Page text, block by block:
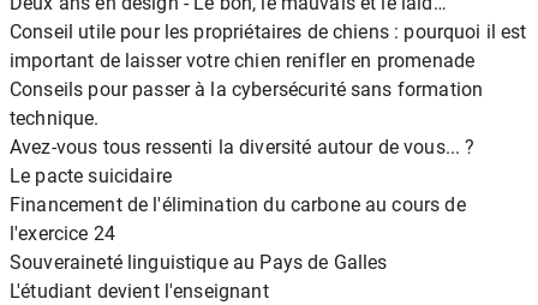
Conseil utile pour les propriétaires de chiens : pourquoi il est
important de laisser votre chien renifler en promenade
Conseils pour passer à la cybersécurité sans formation
technique.
Avez-vous tous ressenti la diversité autour de vous... ?
Le pacte suicidaire
Financement de l'élimination du carbone au cours de
l'exercice 24
Souveraineté linguistique au Pays de Galles
L'étudiant devient l'enseignant